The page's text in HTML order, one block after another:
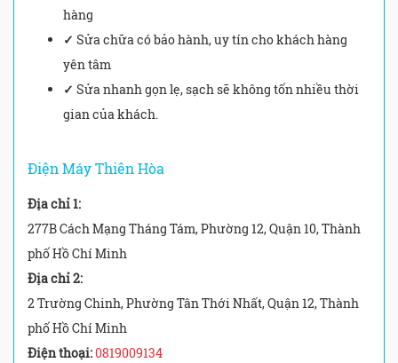
hàng
✓ Sửa chữa có bảo hành, uy tín cho khách hàng
yên tâm
✓ Sửa nhanh gọn lẹ, sạch sẽ không tốn nhiều thời
gian của khách.
Điện Máy Thiên Hòa
Địa chỉ 1:
277B Cách Mạng Tháng Tám, Phường 12, Quận 10, Thành
phố Hồ Chí Minh
Địa chỉ 2:
2 Trường Chinh, Phường Tân Thới Nhất, Quận 12, Thành
phố Hồ Chí Minh
Điện thoại:0819009134